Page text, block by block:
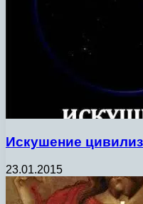
Искушение
23.01.2015